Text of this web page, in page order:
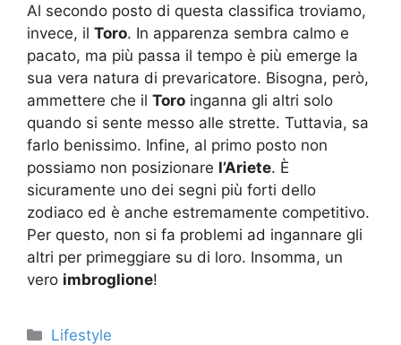
Al secondo posto di questa classifica troviamo,
invece, il Toro. In apparenza sembra calmo e
pacato, ma più passa il tempo è più emerge la
sua vera natura di prevaricatore. Bisogna, però,
ammettere che il Toro inganna gli altri solo
quando si sente messo alle strette. Tuttavia, sa
farlo benissimo. Infine, al primo posto non
possiamo non posizionare l’Ariete. È
sicuramente uno dei segni più forti dello
zodiaco ed è anche estremamente competitivo.
Per questo, non si fa problemi ad ingannare gli
altri per primeggiare su di loro. Insomma, un
vero imbroglione!
Categorie
Lifestyle